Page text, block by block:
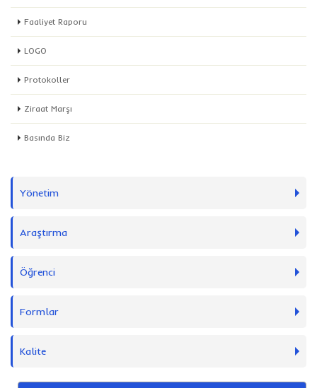
Faaliyet Raporu
LOGO
Protokoller
Ziraat Marşı
Basında Biz
Yönetim
Araştırma
Öğrenci
Formlar
Kalite